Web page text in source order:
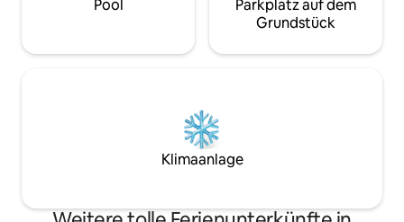
Pool
Parkplatz auf dem
Grundstück
Klimaanlage